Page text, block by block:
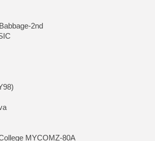
[GK] Déjà des
[Mo5] Brickboy cherche à
[GK] Minecraft et ses «
[GK] Beast of
[GK] Ubisoft : fin de partie
[GK] Mémoire cash -
[GK] Dan Houser (GTA)
[GK] Comment EA Sports
[GK] Crimson Moon : un
[GK] Isle of Reveries : le
[GK] Moonlighter 2 : The
[GK] Capcom relance
2nd
MYCOMZ-80A